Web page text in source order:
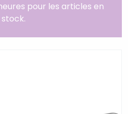
pour les articles en
stock.